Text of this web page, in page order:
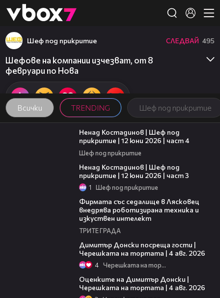
👾
Всички TRENDING Шеф под прикритие
Шеф под прикритие СЛЕДВАЙ 495
Шефове на компании изчезват, от 8
февруари по Нова
16:45
Ненад Костадинов | Шеф под
прикритие | 12 юни 2026 | част 4
Шеф под прикритие
Ненад Костадинов | Шеф под
прикритие | 12 юни 2026 | част 3
1 Шеф под прикритие
Фирмата със седалище в Лясковец
внедрява роботизирана техника и
изкуствен интелект
ТРИТЕ ГРАДА
Димитър Донски посреща гости |
Черешката на тортата | 4 авг. 2026
4 Черешката на тортата
Оценките на Димитър Донски |
Черешката на тортата | 4 авг. 2026